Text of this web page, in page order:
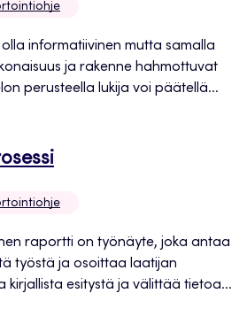
välilehteen
informatiivinen mutta samalla
ja rakenne hahmottuvat
perusteella lukija voi päätellä...
raportti on työnäyte, joka antaa
työstä ja osoittaa laatijan
esitystä ja välittää tietoa...